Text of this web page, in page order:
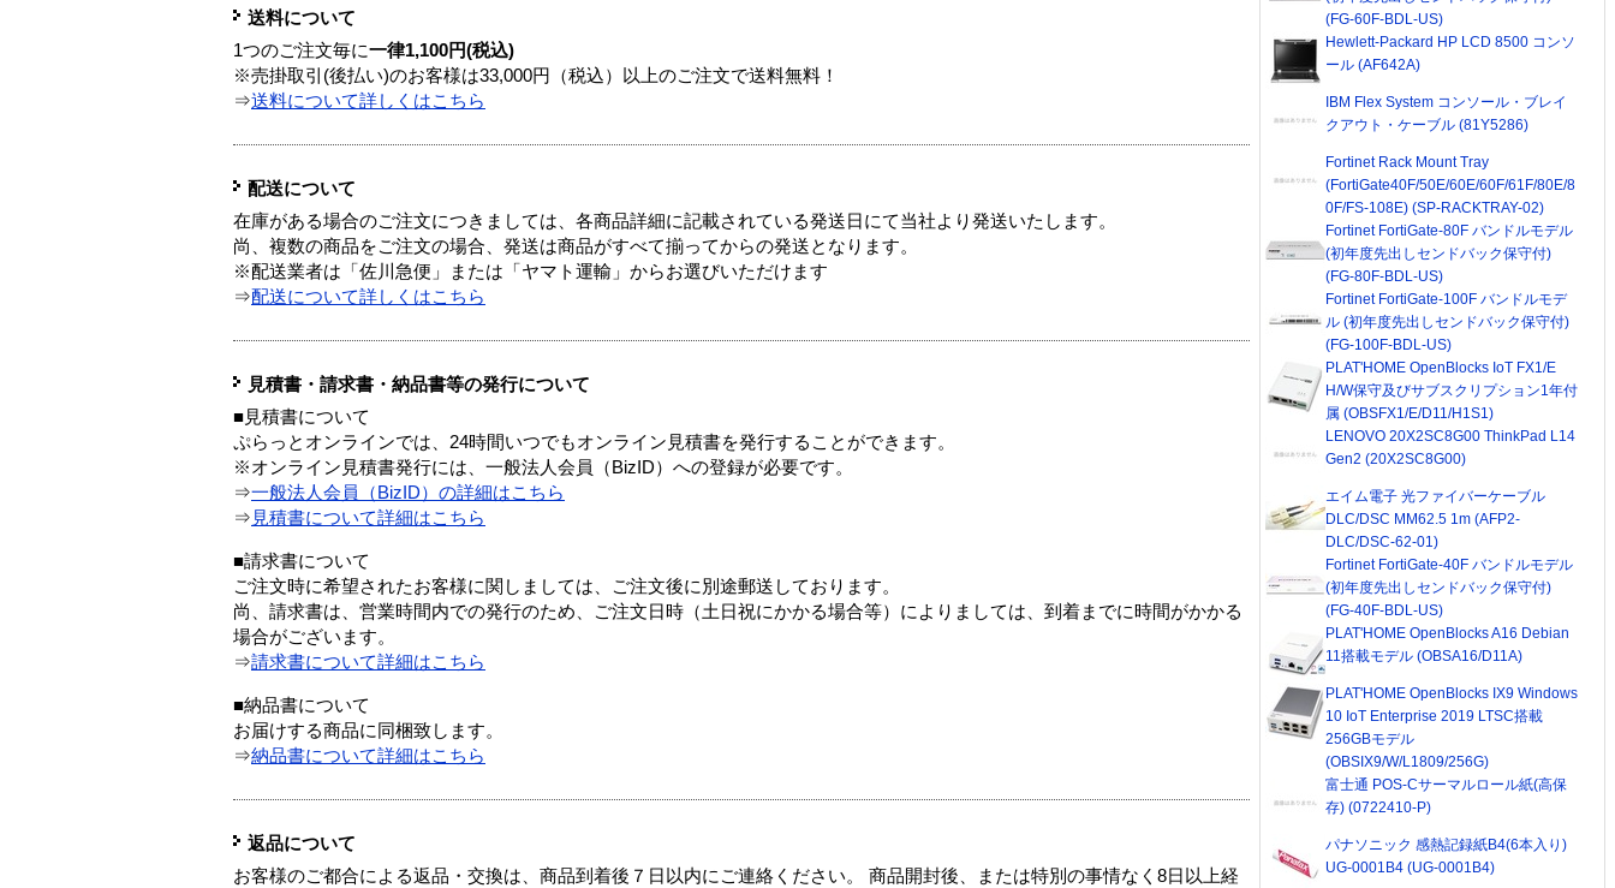
送料について
1つのご注文毎に一律1,100円(税込)
※売掛取引(後払い)のお客様は33,000円（税込）以上のご注文で送料無料！
⇒送料について詳しくはこちら
配送について
在庫がある場合のご注文につきましては、各商品詳細に記載されている発送日にて当社より発送いたします。
尚、複数の商品をご注文の場合、発送は商品がすべて揃ってからの発送となります。
※配送業者は「佐川急便」または「ヤマト運輸」からお選びいただけます
⇒配送について詳しくはこちら
見積書・請求書・納品書等の発行について
■見積書について
ぷらっとオンラインでは、24時間いつでもオンライン見積書を発行することができます。
※オンライン見積書発行には、一般法人会員（BizID）への登録が必要です。
⇒一般法人会員（BizID）の詳細はこちら
⇒ 見積書について詳細はこちら
■請求書について
ご注文時に希望されたお客様に関しましては、ご注文後に別途郵送しております。
尚、請求書は、営業時間内での発行のため、ご注文日時（土日祝にかかる場合等）によりましては、到着までに時間がかかる
場合がございます。
⇒請求書について詳細はこちら
■納品書について
お届けする商品に同梱致します。
⇒納品書について詳細はこちら
返品について
お客様のご都合による返品・交換は、商品到着後７日以内にご連絡ください。 商品開封後、または特別の事情なく8日以上経
(FG-60F-BDL-US)
Hewlett-Packard HP LCD 8500 コンソ
ール (AF642A)
IBM Flex System コンソール・ブレイ
クアウト・ケーブル (81Y5286)
Fortinet Rack Mount Tray
(FortiGate40F/50E/60E/60F/61F/80E/8
0F/FS-108E) (SP-RACKTRAY-02)
Fortinet FortiGate-80F バンドルモデル
(初年度先出しセンドバック保守付)
(FG-80F-BDL-US)
Fortinet FortiGate-100F バンドルモデ
ル (初年度先出しセンドバック保守付)
(FG-100F-BDL-US)
PLAT'HOME OpenBlocks IoT FX1/E
H/W保守及びサブスクリプション1年付
属 (OBSFX1/E/D11/H1S1)
LENOVO 20X2SC8G00 ThinkPad L14
Gen2 (20X2SC8G00)
エイム電子 光ファイバーケーブル
DLC/DSC MM62.5 1m (AFP2-
DLC/DSC-62-01)
Fortinet FortiGate-40F バンドルモデル
(初年度先出しセンドバック保守付)
(FG-40F-BDL-US)
PLAT'HOME OpenBlocks A16 Debian
11搭載モデル (OBSA16/D11A)
PLAT'HOME OpenBlocks IX9 Windows
10 IoT Enterprise 2019 LTSC搭載
256GBモデル
(OBSIX9/W/L1809/256G)
富士通 POS-Cサーマルロール紙(高保
存) (0722410-P)
パナソニック 感熱記録紙B4(6本入り)
UG-0001B4 (UG-0001B4)